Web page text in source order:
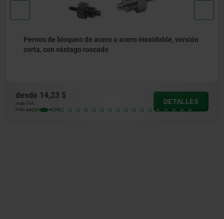
de acero o acero inoxidable, versión
roscado
Pernos
más IVA.
más gastos de